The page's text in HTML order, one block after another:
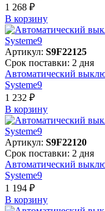
1 268 ₽
В корзинy
Артикул: S9F22125
Срок поставки: 2 дня
Автоматический
Systeme9
1 232 ₽
В корзинy
Артикул: S9F22120
Срок поставки: 2 дня
Автоматический
Systeme9
1 194 ₽
В корзинy